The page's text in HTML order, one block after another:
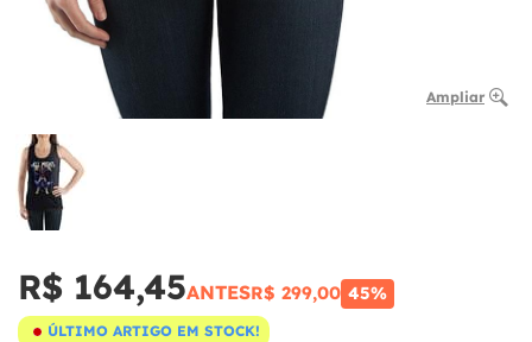
Ampliar
R$ 164,45ANTESR$ 299,00 45%
ÚLTIMO ARTIGO EM STOCK!